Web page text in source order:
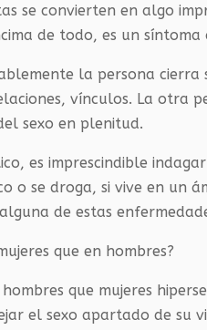
se convierten en algo
de todo, es un síntoma
la persona
vínculos. La otra
sexo en plenitud.
es imprescindible
o se droga, si vive en un
de estas
que en hombres?
que mujeres
el sexo apartado de su